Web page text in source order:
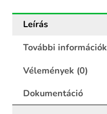
Leírás
További információk
Vélemények (0)
Dokumentáció